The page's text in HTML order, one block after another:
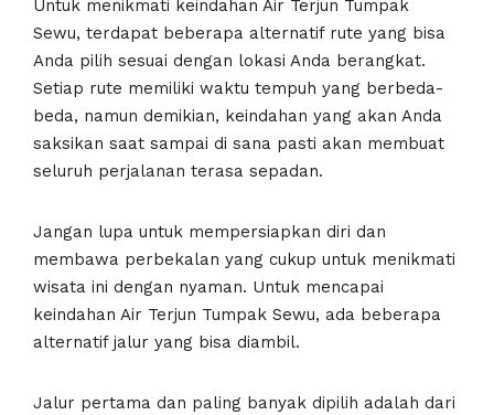
Untuk menikmati keindahan Air Terjun Tumpak
Sewu, terdapat beberapa alternatif rute yang bisa
Anda pilih sesuai dengan lokasi Anda berangkat.
Setiap rute memiliki waktu tempuh yang berbeda-
beda, namun demikian, keindahan yang akan Anda
saksikan saat sampai di sana pasti akan membuat
seluruh perjalanan terasa sepadan.
Jangan lupa untuk mempersiapkan diri dan
membawa perbekalan yang cukup untuk menikmati
wisata ini dengan nyaman. Untuk mencapai
keindahan Air Terjun Tumpak Sewu, ada beberapa
alternatif jalur yang bisa diambil.
Jalur pertama dan paling banyak dipilih adalah dari